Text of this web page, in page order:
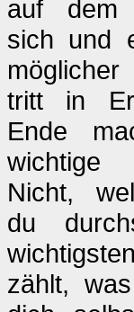
auf dem
sich und
tritt in
Ende
Nicht,
du
zählt,